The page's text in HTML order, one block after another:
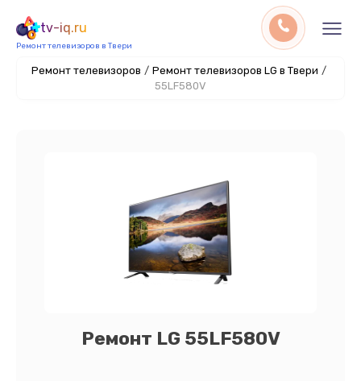
tv-iq.ru
Ремонт телевизоров в Твери
Ремонт телевизоров / Ремонт телевизоров LG в Твери /
55LF580V
Ремонт LG 55LF580V